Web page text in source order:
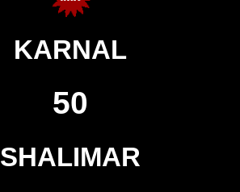
KARNAL
50
SHALIMAR